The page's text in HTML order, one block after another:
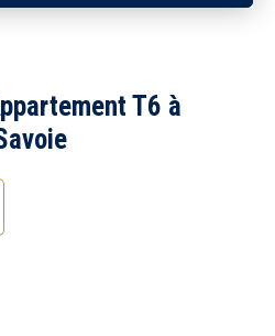
T6 à